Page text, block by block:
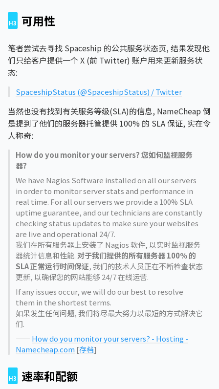
可用性
笔者尝试去寻找 Spaceship 的公共服务状态页, 结果发现他
们只给客户提供一个 X (前 Twitter) 账户用来更新服务状
态:
SpaceshipStatus (@SpaceshipStatus) / Twitter
当然也没有找到有关服务等级(SLA)的信息, NameCheap 倒
是提到了他们的服务器托管提供 100% 的 SLA 保证, 实在令
人称奇:
How do you monitor your servers?您如何监视服务
器?
We have Nagios Software installed on all our servers
in order to monitor server stats and performance in
real time. For all our servers we provide a 100% SLA
uptime guarantee, and our technicians are constantly
checking status updates to make sure your websites
are live and operational 24/7.
我们在所有服务器上安装了 Nagios 软件, 以实时监视服务
器统计信息和性能.对于我们提供的所有服务器 100％ 的
SLA 正常运行时间保证, 我们的技术人员正在不断检查状态
更新, 以确保您的网站能够 24/7 在线运营.
If any issues occur, we will do our best to resolve
them in the shortest terms.
如果发生任何问题, 我们将尽最大努力以最短的方式解决它
们.
—— How do you monitor your servers? - Hosting -
Namecheap.com [存档]
速率和配额